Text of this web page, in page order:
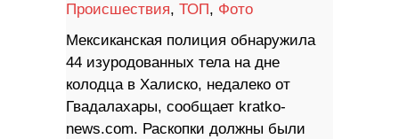
Происшествия, ТОП, Фото
Мексиканская полиция обнаружила
44 изуродованных тела на дне
колодца в Халиско, недалеко от
Гвадалахары, сообщает kratko-
news.com. Раскопки должны были